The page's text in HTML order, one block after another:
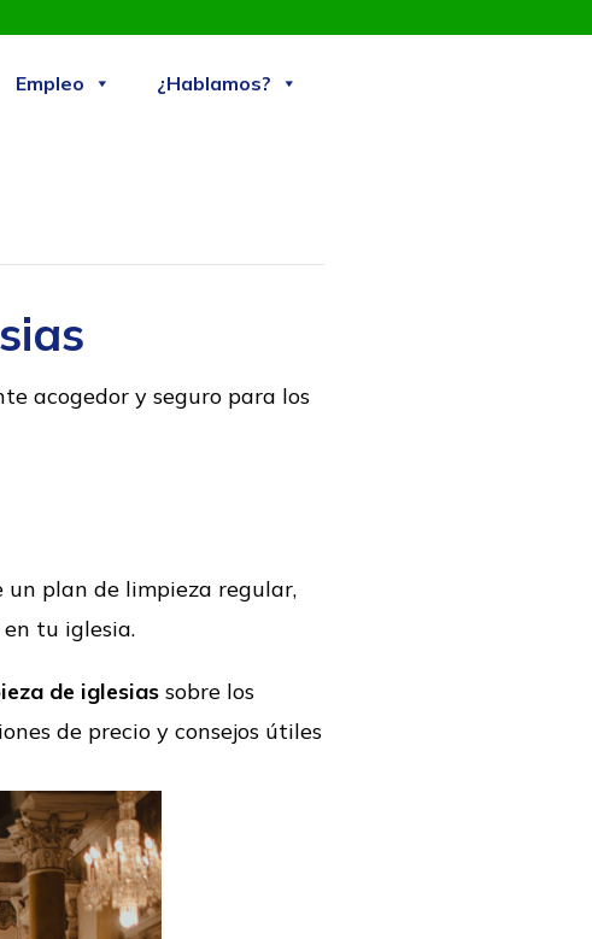
Empleo ¿Hablamos?
acogedor y seguro para los
un plan de limpieza regular,
tu iglesia.
de iglesias sobre los
de precio y consejos útiles